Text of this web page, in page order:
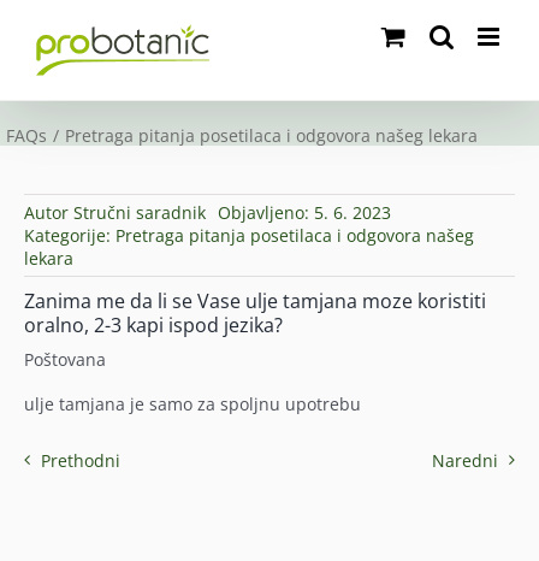
content
FAQs Pretraga pitanja posetilaca i odgovora našeg lekara
Autor Stručni saradnik Objavljeno: 5. 6. 2023
Kategorije: Pretraga pitanja posetilaca i odgovora našeg
lekara
Zanima me da li se Vase ulje tamjana moze koristiti
oralno, 2-3 kapi ispod jezika?
Poštovana
ulje tamjana je samo za spoljnu upotrebu
Prethodni Naredni